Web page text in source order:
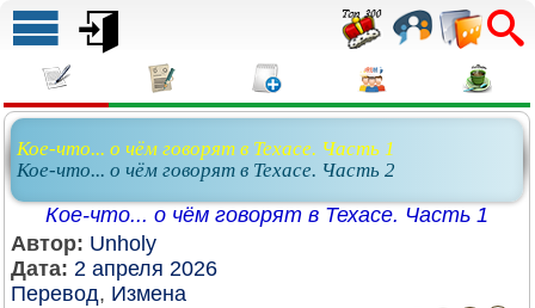
Кое-что... о чём говорят в Техасе. Часть 1
Кое-что... о чём говорят в Техасе. Часть 2
Кое-что... о чём говорят в Техасе. Часть 1
Автор: Unholy
Дата: 2 апреля 2026
Перевод, Измена